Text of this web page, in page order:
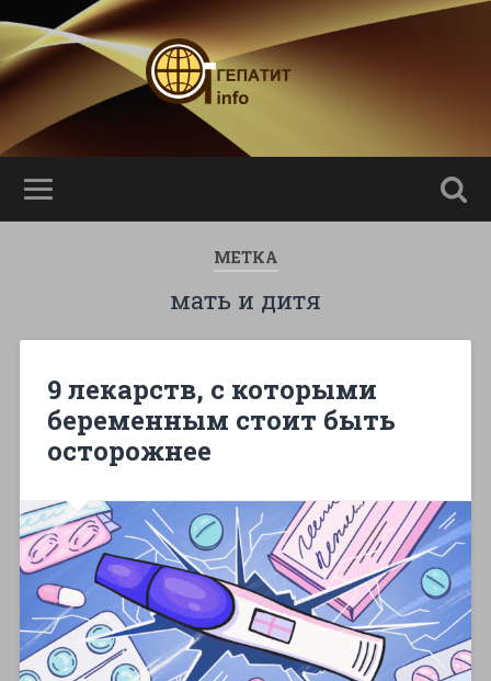
МЕТКА
мать и дитя
9 лекарств, с которыми
беременным стоит быть
осторожнее